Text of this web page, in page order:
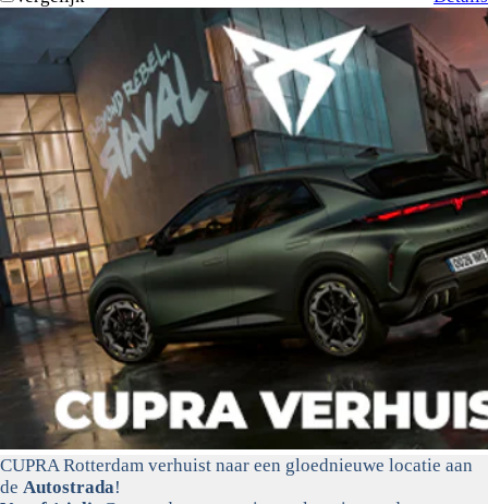
CUPRA Rotterdam verhuist naar een gloednieuwe locatie aan
de Autostrada!